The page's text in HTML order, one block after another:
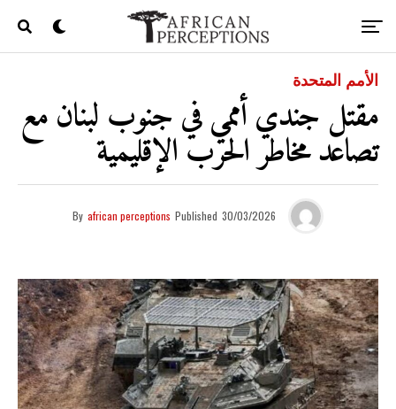
الأمم المتحدة
مقتل جندي أممي في جنوب لبنان مع
تصاعد مخاطر الحرب الإقليمية
By african perceptions Published 30/03/2026